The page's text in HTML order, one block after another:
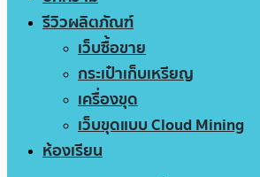
รีวิวผลิตภัณฑ์
เว็บซื้อขาย
กระเป๋าเก็บเหรียญ
เครื่องขุด
เว็บขุดแบบ Cloud Mining
ห้องเรียน